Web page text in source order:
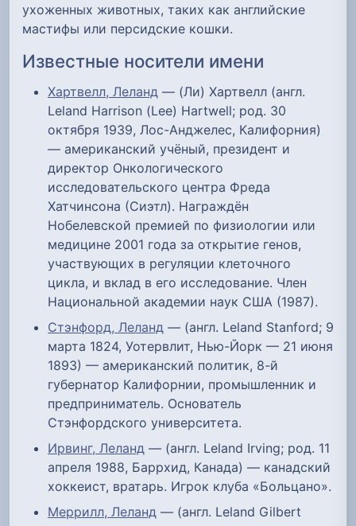
ухоженных животных, таких как английские
мастифы или персидские кошки.
Известные носители имени
Хартвелл, Леланд — (Ли) Хартвелл (англ.
Leland Harrison (Lee) Hartwell; род. 30
октября 1939, Лос-Анджелес, Калифорния)
— американский учёный, президент и
директор Онкологического
исследовательского центра Фреда
Хатчинсона (Сиэтл). Награждён
Нобелевской премией по физиологии или
медицине 2001 года за открытие генов,
участвующих в регуляции клеточного
цикла, и вклад в его исследование. Член
Национальной академии наук США (1987).
Стэнфорд, Леланд — (англ. Leland Stanford; 9
марта 1824, Уотервлит, Нью-Йорк — 21 июня
1893) — американский политик, 8-й
губернатор Калифорнии, промышленник и
предприниматель. Основатель
Стэнфордского университета.
Ирвинг, Леланд — (англ. Leland Irving; род. 11
апреля 1988, Баррхид, Канада) — канадский
хоккеист, вратарь. Игрок клуба «Больцано».
Меррилл, Леланд — (англ. Leland Gilbert